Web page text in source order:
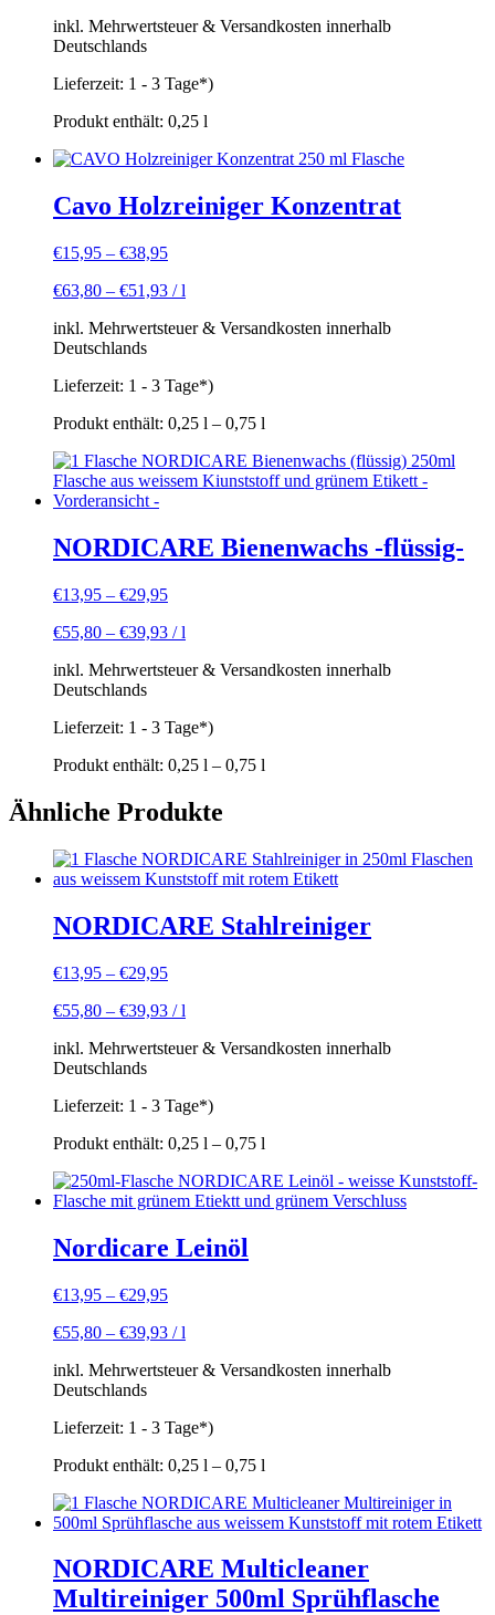
inkl. Mehrwertsteuer & Versandkosten innerhalb
Deutschlands
Lieferzeit: 1 - 3 Tage*)
Produkt enthält: 0,25 l
Cavo Holzreiniger Konzentrat
€15,95 – €38,95
€63,80 – €51,93 /l
inkl. Mehrwertsteuer & Versandkosten innerhalb
Deutschlands
Lieferzeit: 1 - 3 Tage*)
Produkt enthält: 0,25 l – 0,75 l
NORDICARE Bienenwachs -flüssig-
€13,95 – €29,95
€55,80 – €39,93 /l
inkl. Mehrwertsteuer & Versandkosten innerhalb
Deutschlands
Lieferzeit: 1 - 3 Tage*)
Produkt enthält: 0,25 l – 0,75 l
Ähnliche Produkte
NORDICARE Stahlreiniger
€13,95 – €29,95
€55,80 – €39,93 /l
inkl. Mehrwertsteuer & Versandkosten innerhalb
Deutschlands
Lieferzeit: 1 - 3 Tage*)
Produkt enthält: 0,25 l – 0,75 l
Nordicare Leinöl
€13,95 – €29,95
€55,80 – €39,93 /l
inkl. Mehrwertsteuer & Versandkosten innerhalb
Deutschlands
Lieferzeit: 1 - 3 Tage*)
Produkt enthält: 0,25 l – 0,75 l
NORDICARE Multicleaner
Multireiniger 500ml Sprühflasche